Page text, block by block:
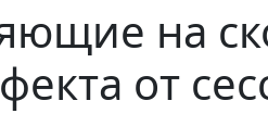
на
от